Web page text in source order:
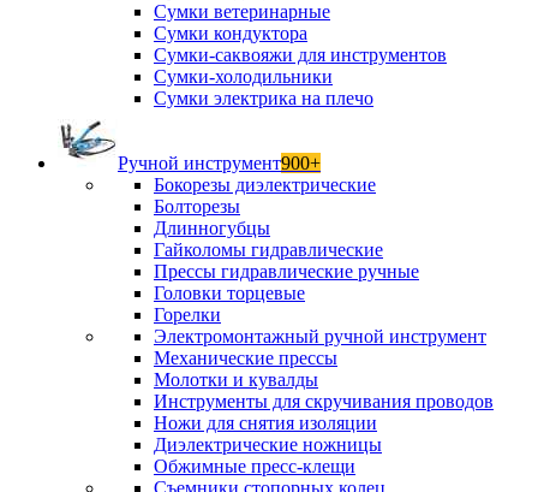
Сумки ветеринарные
Сумки кондуктора
Сумки-саквояжи для инструментов
Сумки-холодильники
Сумки электрика на плечо
Ручной инструмент900+
Бокорезы диэлектрические
Болторезы
Длинногубцы
Гайколомы гидравлические
Прессы гидравлические ручные
Головки торцевые
Горелки
Электромонтажный ручной инструмент
Механические прессы
Молотки и кувалды
Инструменты для скручивания проводов
Ножи для снятия изоляции
Диэлектрические ножницы
Обжимные пресс-клещи
Съемники стопорных колец